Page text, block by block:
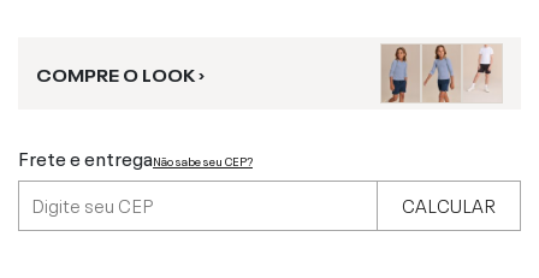
COMPRE O LOOK ›
Frete e entregaNão sabe seu CEP?
CALCULAR